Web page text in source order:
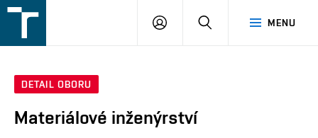
v
MENU
PŘIHLÁŠENÍ
DETAIL OBORU
Materiálové inženýrství